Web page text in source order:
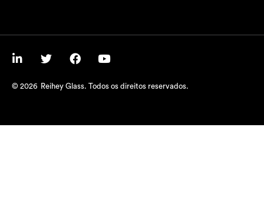
© 2026 Reihey Glass. Todos os direitos reservados.